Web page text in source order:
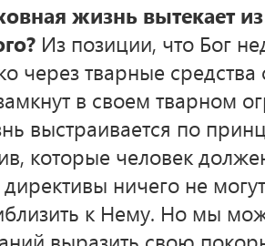
жизнь вытекает
Из позиции, что Бог
через тварные средства
в своем тварном
выстраивается по
которые человек
директивы ничего не
к Нему. Но мы